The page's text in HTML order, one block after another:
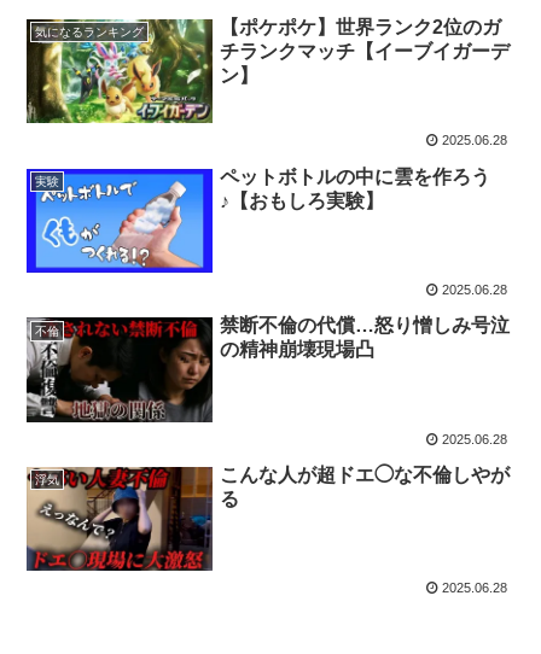
気になるランキング
【ポケポケ】世界ランク2位のガ
チランクマッチ【イーブイガーデ
ン】
2025.06.28
実験
ペットボトルの中に雲を作ろう
♪【おもしろ実験】
2025.06.28
不倫
禁断不倫の代償…怒り憎しみ号泣
の精神崩壊現場凸
2025.06.28
浮気
こんな人が超ドエ◯な不倫しやが
る
2025.06.28